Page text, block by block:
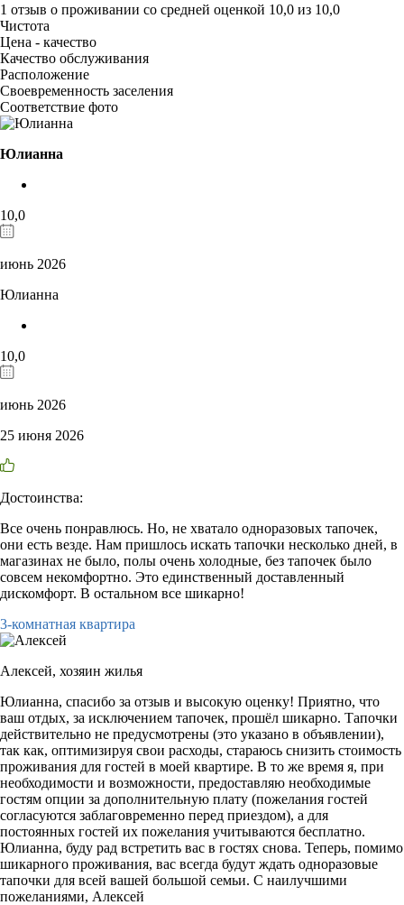
1 отзыв о проживании со средней оценкой 10,0 из 10,0
Чистота
Цена - качество
Качество обслуживания
Расположение
Своевременность заселения
Соответствие фото
Юлианна
10,0
июнь 2026
Юлианна
10,0
июнь 2026
25 июня 2026
Достоинства:
Все очень понравлюсь. Но, не хватало одноразовых тапочек,
они есть везде. Нам пришлось искать тапочки несколько дней, в
магазинах не было, полы очень холодные, без тапочек было
совсем некомфортно. Это единственный доставленный
дискомфорт. В остальном все шикарно!
3-комнатная квартира
Алексей, хозяин жилья
Юлианна, спасибо за отзыв и высокую оценку! Приятно, что
ваш отдых, за исключением тапочек, прошёл шикарно. Тапочки
действительно не предусмотрены (это указано в объявлении),
так как, оптимизируя свои расходы, стараюсь снизить стоимость
проживания для гостей в моей квартире. В то же время я, при
необходимости и возможности, предоставляю необходимые
гостям опции за дополнительную плату (пожелания гостей
согласуются заблаговременно перед приездом), а для
постоянных гостей их пожелания учитываются бесплатно.
Юлианна, буду рад встретить вас в гостях снова. Теперь, помимо
шикарного проживания, вас всегда будут ждать одноразовые
тапочки для всей вашей большой семьи. С наилучшими
пожеланиями, Алексей